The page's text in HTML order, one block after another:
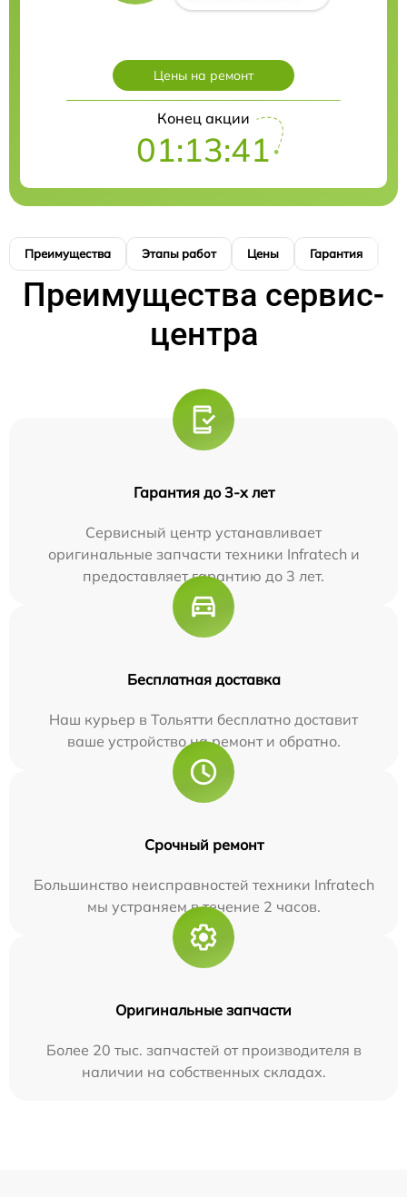
Цены на ремонт
Конец акции
01:13:41
Преимущества Этапы работ Цены Гарантия
Преимущества сервис-
центра
Гарантия до 3-х лет
Сервисный центр устанавливает
оригинальные запчасти техники Infratech и
предоставляет гарантию до 3 лет.
Бесплатная доставка
Наш курьер в Тольятти бесплатно доставит
ваше устройство на ремонт и обратно.
Срочный ремонт
Большинство неисправностей техники Infratech
мы устраняем в течение 2 часов.
Оригинальные запчасти
Более 20 тыс. запчастей от производителя в
наличии на собственных складах.